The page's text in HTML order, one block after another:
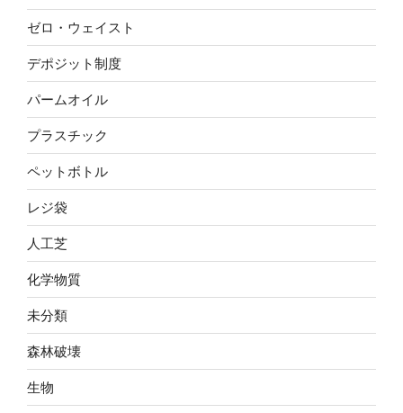
ゼロ・ウェイスト
デポジット制度
パームオイル
プラスチック
ペットボトル
レジ袋
人工芝
化学物質
未分類
森林破壊
生物